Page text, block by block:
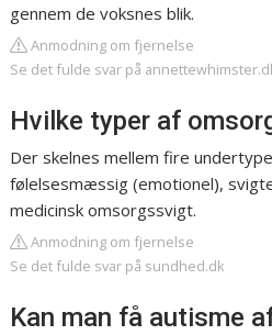
gennem de voksnes blik.
Anmodning om fjernelse
Se det fulde svar på
Hvilke typer af
Der skelnes mellem fire
følelsesmæssig (emotionel),
medicinsk omsorgssvigt.
Anmodning om fjernelse
Se det fulde svar på sundhed.dk
Kan man få autisme